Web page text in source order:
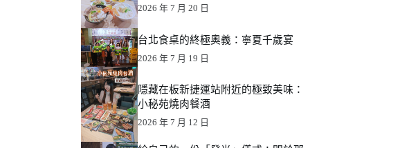
2026 年 7 月 20 日
台北食桌的終極奧義：寧夏千歲宴
2026 年 7 月 19 日
隱藏在板新捷運站附近的極致美味：
小秘苑燒肉餐酒
2026 年 7 月 12 日